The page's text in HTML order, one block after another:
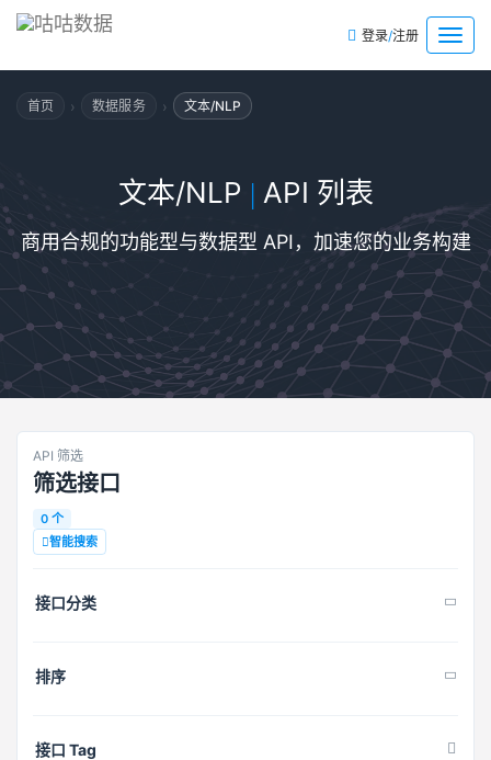
菜
单
登录/注册
首页 › 数据服务 › 文本/NLP
文本/NLP | API 列表
商用合规的功能型与数据型 API，加速您的业务构建
API 筛选
筛选接口
0 个
智能搜索
接口分类
排序
接口 Tag